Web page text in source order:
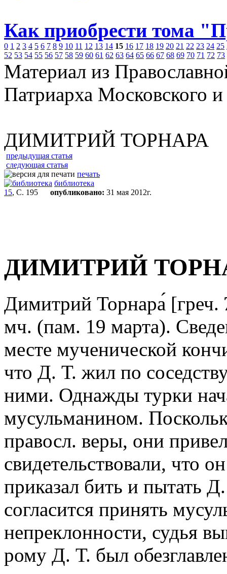
Как приобрести тома
0 1 2 3 4 5 6 7 8 9 10 11 12 13 14 15 16 17 18 19 20 21 22 23 24 25
52 53 54 55 56 57 58 59 60 61 62 63 64 65 66 67 68 69 70 71 72 73
Материал из
Патриарха Московского
ДИМИТРИЙ ТОРНАРА
предыдущая статья
следующая статья
печать
библиотека
15, С. 195 опубликовано: 31 мая 2012г.
ДИМИТРИЙ
Димитрий Торнара́ [греч.
мч. (пам. 19 марта).
месте мученической
что Д. Т. жил по
ними. Однажды турки
мусульманином.
правосл. веры, они
свидетельствовали, что
приказал бить и пытать
согласится принять
непреклонности, судья
рому Д. Т. был